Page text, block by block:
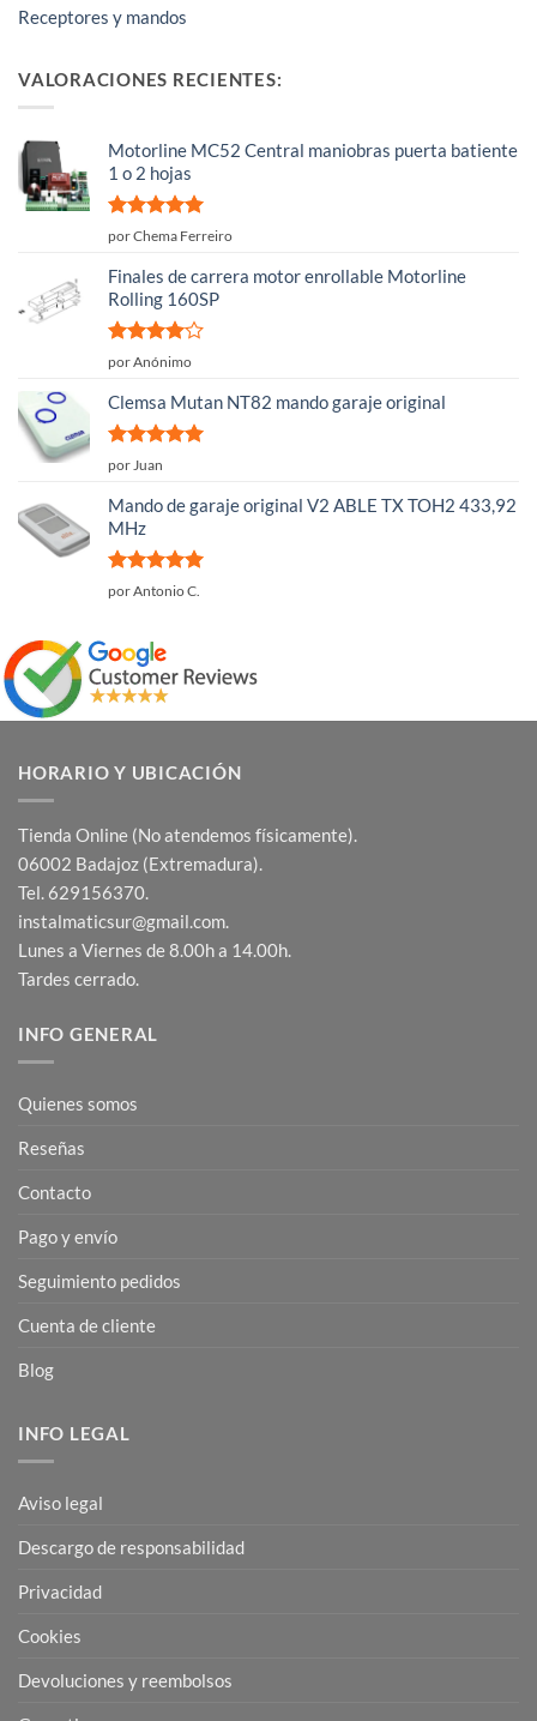
Receptores y mandos
VALORACIONES RECIENTES:
Motorline MC52 Central maniobras puerta batiente
1 o 2 hojas
Valorado
por Chema Ferreiro
Finales de carrera motor enrollable Motorline
Rolling 160SP
Valorado
5
por Anónimo
Clemsa Mutan NT82 mando garaje original
Valorado
por Juan
Mando de garaje original V2 ABLE TX TOH2 433,92
MHz
Valorado
por Antonio C.
HORARIO Y UBICACIÓN
Tienda Online (No atendemos físicamente).
06002 Badajoz (Extremadura).
Tel. 629156370.
instalmaticsur@gmail.com.
Lunes a Viernes de 8.00h a 14.00h.
Tardes cerrado.
INFO GENERAL
Quienes somos
Reseñas
Contacto
Pago y envío
Seguimiento pedidos
Cuenta de cliente
Blog
INFO LEGAL
Aviso legal
Descargo de responsabilidad
Privacidad
Cookies
Devoluciones y reembolsos